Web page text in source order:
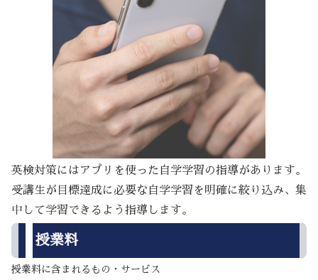
英検対策にはアプリを使った自学学習の指導があります。
受講生が目標達成に必要な自学学習を明確に絞り込み、集
中して学習できるよう指導します。
授業料
授業料に含まれるもの・サービス